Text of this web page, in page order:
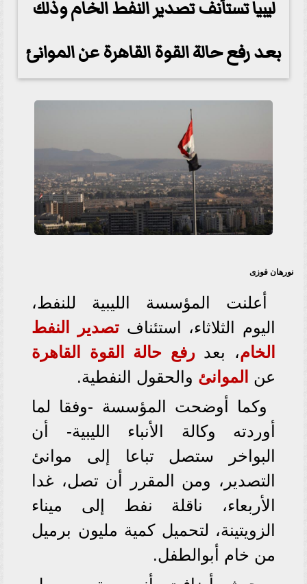
ليبيا تستأنف تصدير النفط الخام وذلك
بعد رفع حالة القوة القاهرة عن الموانئ
نورهان فوزى
أعلنت المؤسسة الليبية للنفط،
اليوم الثلاثاء، استئنافتصدير النفط
الخام، بعدرفع حالة القوة القاهرة
عن الموانئ والحقول النفطية.
وكما أوضحت المؤسسة -وفقا لما
أوردته وكالة الأنباء الليبية- أن
البواخر ستصل تباعا إلى موانئ
التصدير، ومن المقرر أن تصل، غدا
الأربعاء، ناقلة نفط إلى ميناء
الزويتينة، لتحميل كمية مليون برميل
من خام أبوالطفل.